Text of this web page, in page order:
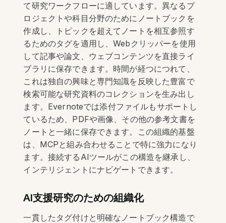
て研究ワークフローに適しています。異なるプ
ロジェクトや科目分野のためにノートブックを
作成し、トピックを超えてノートを相互参照す
るためのタグを適用し、Webクリッパーを使用
して記事や論文、ウェブコンテンツを直接ライ
ブラリに保存できます。時間が経つにつれて、
これは独自の興味と専門知識を反映した豊富で
検索可能な研究資料のコレクションを生み出し
ます。Evernoteでは添付ファイルもサポートし
ているため、PDFや画像、その他の参考文書を
ノートと一緒に保存できます。この組織的基盤
は、MCPと組み合わせることで特に強力になり
ます。接続するAIツールがこの構造を継承し、
インテリジェントにナビゲートできます。
AI支援研究のための組織化
一貫したタグ付けと明確なノートブック構造で